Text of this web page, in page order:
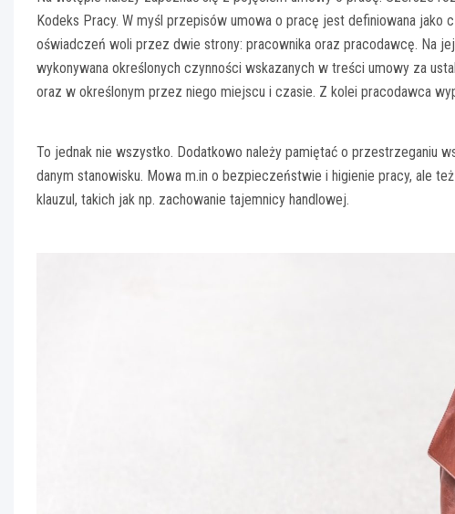
Kodeks Pracy. W myśl przepisów umowa o pracę jest definiowana jako
oświadczeń woli przez dwie strony: pracownika oraz pracodawcę. Na
wykonywana określonych czynności wskazanych w treści umowy za
oraz w określonym przez niego miejscu i czasie. Z kolei pracodawca
To jednak nie wszystko. Dodatkowo należy pamiętać o przestrzeganiu
danym stanowisku. Mowa m.in o bezpieczeństwie i higienie pracy, ale
klauzul, takich jak np. zachowanie tajemnicy handlowej.